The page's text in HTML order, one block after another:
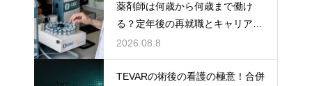
薬剤師は何歳から何歳まで働け
る？定年後の再就職とキャリアの
術
2026.08.8
TEVARの術後の看護の極意！合併